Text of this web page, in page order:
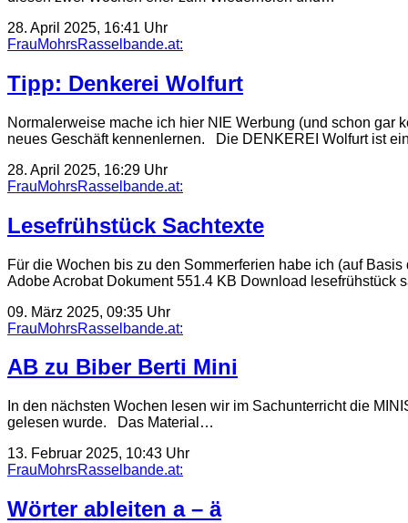
28. April 2025, 16:41 Uhr
FrauMohrsRasselbande.at:
Tipp: Denkerei Wolfurt
Normalerweise mache ich hier NIE Werbung (und schon gar
neues Geschäft kennenlernen. Die DENKEREI Wolfurt ist
28. April 2025, 16:29 Uhr
FrauMohrsRasselbande.at:
Lesefrühstück Sachtexte
Für die Wochen bis zu den Sommerferien habe ich (auf
Adobe Acrobat Dokument 551.4 KB Download lesefrühstück
09. März 2025, 09:35 Uhr
FrauMohrsRasselbande.at:
AB zu Biber Berti Mini
In den nächsten Wochen lesen wir im Sachunterricht die
gelesen wurde. Das Material…
13. Februar 2025, 10:43 Uhr
FrauMohrsRasselbande.at:
Wörter ableiten a – ä